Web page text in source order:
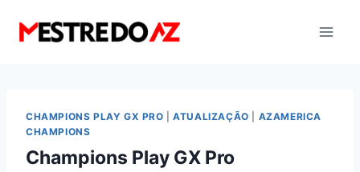
para
CHAMPIONS PLAY GX PRO |ATUALIZAÇÃO
AZAMERICA
CHAMPIONS
Champions Play GX Pro